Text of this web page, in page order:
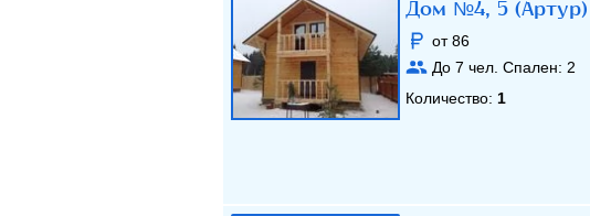
Дом №4, 5 (Артур)
от 86
До 7 чел. Спален: 2
Количество: 1